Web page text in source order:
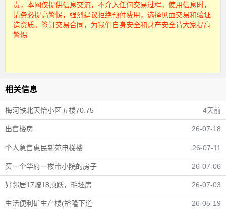
责，本网仅提供信息交流，不介入任何交易过程。使用信息时，
请务必提高警惕，强烈建议拒绝预付费用，选择见面交易和验证
造资质。签订交易合同，为我们自身安全和财产安全请大家提高
警惕
相关信息
梅河铁北天怡小区五楼70.75 4天前
出售楼房 26-07-18
个人急售惠民新苑电梯楼 26-07-11
买一个华府一楼带小院的房子 26-07-06
好邻居17赠18顶跃，毛坯房 26-07-03
生活便利矿生产楼(裕隆下道 26-05-19